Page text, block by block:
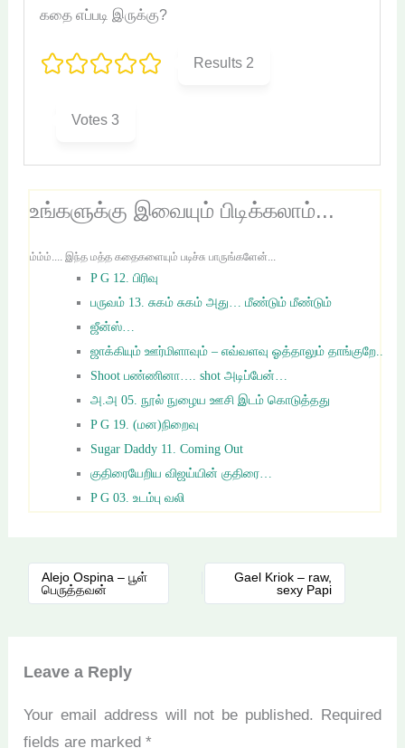
கதை எப்படி இருக்கு?
Results 2
Votes 3
உங்களுக்கு இவையும் பிடிக்கலாம்...
ம்ம்ம்.... இந்த மத்த கதைகளையும் படிச்சு பாருங்களேன்...
P G 12. பிரிவு
பருவம் 13. சுகம் சுகம் அது… மீண்டும் மீண்டும்
ஜீன்ஸ்…
ஜாக்கியும் ஊர்மிளாவும் – எவ்வளவு ஓத்தாலும் தாங்குறே..
Shoot பண்ணினா…. shot அடிப்பேன்…
அ.அ 05. நூல் நுழைய ஊசி இடம் கொடுத்தது
P G 19. (மன)நிறைவு
Sugar Daddy 11. Coming Out
குதிரையேறிய விஜய்யின் குதிரை…
P G 03. உடம்பு வலி
Alejo Ospina – பூள்
பெருத்தவன்
Gael Kriok – raw,
sexy Papi
Leave a Reply
Your email address will not be published.
Required
fields are marked*